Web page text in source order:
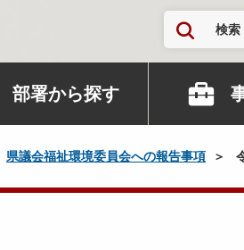
検索
部署から探す
県議会福祉環境委員会への報告事項